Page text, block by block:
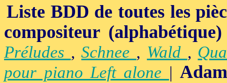
Liste BDD de toutes les
compositeur (alphabétique)
Préludes ,Schnee , Wald ,
pour piano Left alone |